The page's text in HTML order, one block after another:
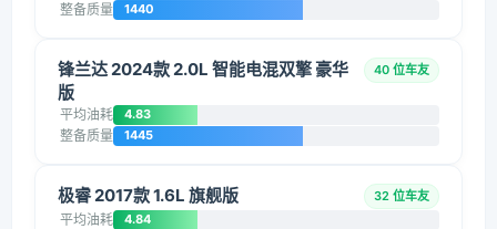
整备质量 1440
锋兰达 2024款 2.0L 智能电混双擎 豪华
版
40 位车友
平均油耗 4.83
整备质量 1445
极睿 2017款 1.6L 旗舰版 32 位车友
平均油耗 4.84